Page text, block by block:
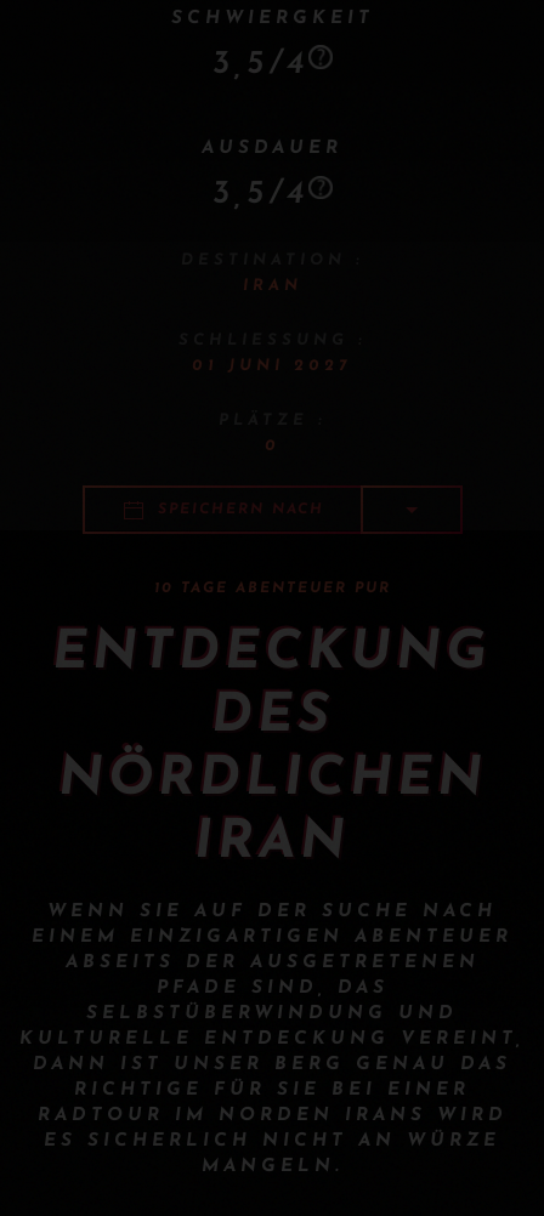
SCHWIERGKEIT
3,5/4
AUSDAUER
3,5/4
IRAN
01 JUNI 2027
0
SPEICHERN NACH
10 TAGE ABENTEUER PUR
ENTDECKUNG
DES
NÖRDLICHEN
IRAN
WENN SIE AUF DER SUCHE NACH
EINEM EINZIGARTIGEN ABENTEUER
ABSEITS DER AUSGETRETENEN
PFADE SIND, DAS
SELBSTÜBERWINDUNG UND
KULTURELLE ENTDECKUNG VEREINT,
DANN IST UNSER BERG GENAU DAS
RICHTIGE FÜR SIE BEI EINER
RADTOUR IM NORDEN IRANS WIRD
ES SICHERLICH NICHT AN WÜRZE
MANGELN.